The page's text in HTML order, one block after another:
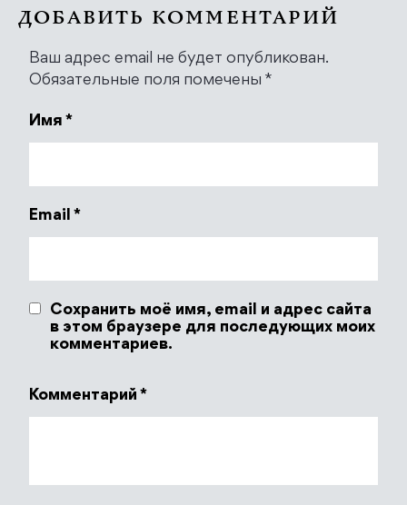
ДОБАВИТЬ КОММЕНТАРИЙ
Ваш адрес email не будет опубликован.
Обязательные поля помечены *
Имя *
Email *
Сохранить моё имя, email и адрес сайта
в этом браузере для последующих моих
комментариев.
Комментарий *